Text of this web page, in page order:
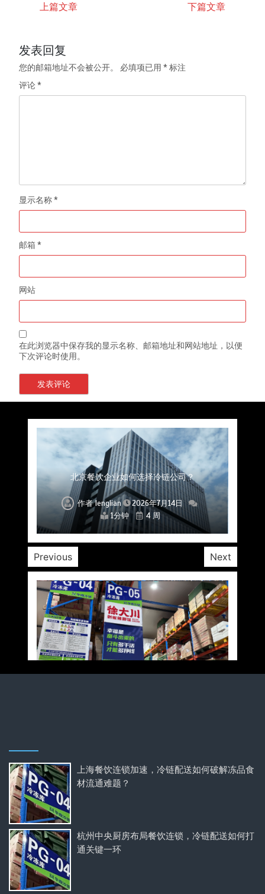
上篇文章 下篇文章
发表回复
您的邮箱地址不会被公开。 必填项已用*标注
评论*
显示名称*
邮箱*
网站
在此浏览器中保存我的显示名称、邮箱地址和网站地址，以便
下次评论时使用。
上海餐饮连锁加速，冷链配送如何破解冻品食材
流通难题？
作者lenglian
2026年7月14日
1分钟
4 周
杭州中央厨房布局餐饮连锁，冷链配送如何打通
关键一环
作者lenglian
2026年7月14日
1分钟
4 周
北京餐饮企业如何选择冷链公司？
作者lenglian
2026年7月14日
1分钟
4 周
深圳冷链物流如何护航餐饮连锁？冻品食材流通
全解析
作者lenglian
2026年7月14日
1分钟
4 周
北京餐饮仓配一体化的核心价值与落地实践解析
作者lenglian
2026年7月14日
1分钟
4 周
武汉冻品配送三要素：控温、时效、低成本如何
兼得？
作者lenglian
2026年7月14日
1分钟
4 周
重庆冷链布局解冻食材运输密码，餐饮连锁如何
稳控品质？
作者lenglian
2026年7月14日
1分钟
4 周
Previous Next
上海餐饮连锁加速，冷链配送如何破解冻品食
材流通难题？
杭州中央厨房布局餐饮连锁，冷链配送如何打
通关键一环